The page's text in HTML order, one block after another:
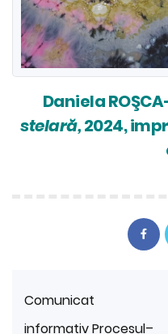
Daniela
stelară,2024,
Comunicat
informativ Procesul–